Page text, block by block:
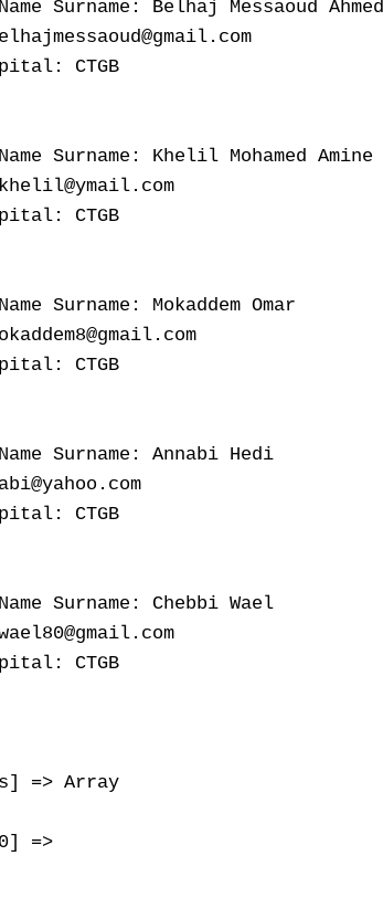
Surname: Belhaj Messaoud Ahmed
CTGB
Surname: Khelil Mohamed Amine
CTGB
Surname: Mokaddem Omar
CTGB
Surname: Annabi Hedi
CTGB
Surname: Chebbi Wael
CTGB
=> Array
=>